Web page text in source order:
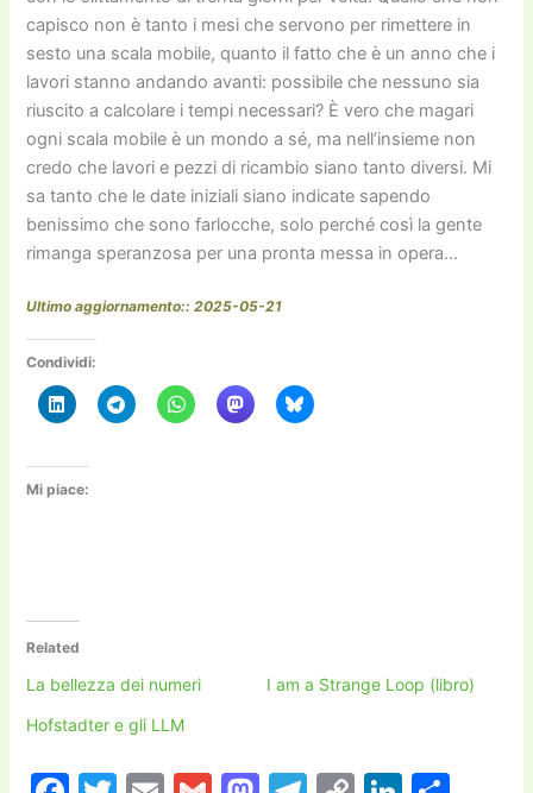
capisco non è tanto i mesi che servono per rimettere in
sesto una scala mobile, quanto il fatto che è un anno che i
lavori stanno andando avanti: possibile che nessuno sia
riuscito a calcolare i tempi necessari? È vero che magari
ogni scala mobile è un mondo a sé, ma nell’insieme non
credo che lavori e pezzi di ricambio siano tanto diversi. Mi
sa tanto che le date iniziali siano indicate sapendo
benissimo che sono farlocche, solo perché così la gente
rimanga speranzosa per una pronta messa in opera…
Ultimo aggiornamento:: 2025-05-21
Condividi:
Mi piace:
Related
La bellezza dei numeri
I am a Strange Loop (libro)
Hofstadter e gli LLM